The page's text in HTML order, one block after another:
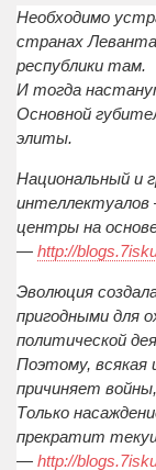
Необходимо
странах
республики там.
И тогда
Основной
элиты.
Национальный и
интеллектуалов
центры на
— http://
Эволюция
пригодными для
политической
Поэтому, всякая
причиняет
Только
прекратит
— http://